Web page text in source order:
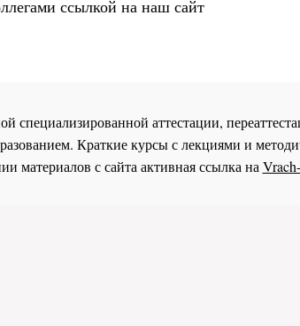
ссылкой на наш сайт
специализированной аттестации,
Краткие курсы с лекциями и
материалов с сайта активная ссылка на